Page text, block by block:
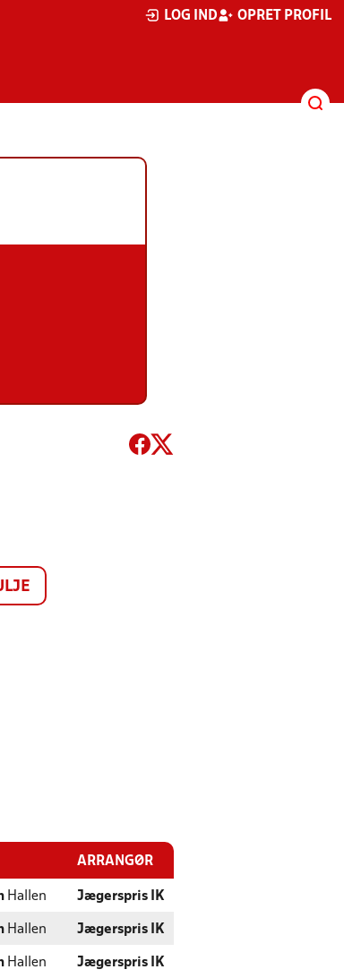
LOG IND OPRET PROFIL
ARRANGØR
Hallen Jægerspris IK
Hallen Jægerspris IK
Hallen Jægerspris IK